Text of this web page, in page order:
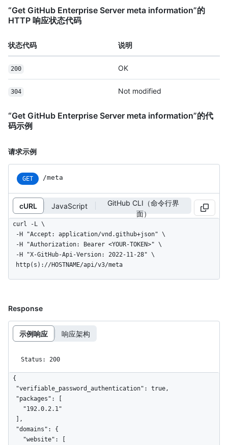
“Get GitHub Enterprise Server meta information”的
HTTP 响应状态代码
状态代码 说明
200 OK
304 Not modified
“Get GitHub Enterprise Server meta information”的代
码示例
请求示例
GET /meta
cURL JavaScript
GitHub CLI（命令行界
面）
curl -L \
  http(s)://HOSTNAME/api/v3/meta
Response
示例响应 响应架构
Status: 200
{